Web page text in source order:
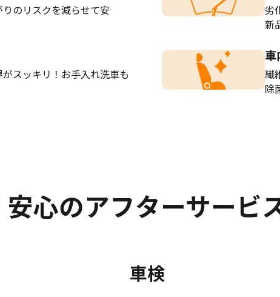
のリスクを減らせて安
劣
新
スッキリ！お手入れ洗車も
車
繊
除
安心のアフターサービ
車検